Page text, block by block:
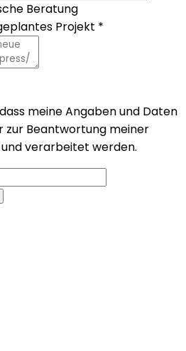
Beratung
Projekt *
meine Angaben und Daten
zur Beantwortung meiner
verarbeitet werden.